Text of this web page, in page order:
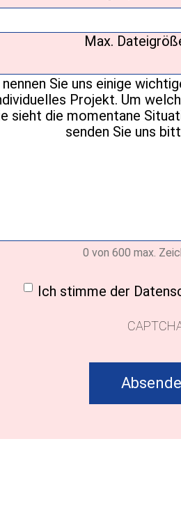
Max.
Ihre
0 von 600 max.
(erforderlich)
Ich stimme der